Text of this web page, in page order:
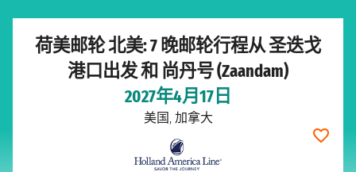
荷美邮轮 北美: 7 晚邮轮行程从 圣迭戈
港口出发 和 尚丹号 (Zaandam)
2027年4月17日
美国, 加拿大